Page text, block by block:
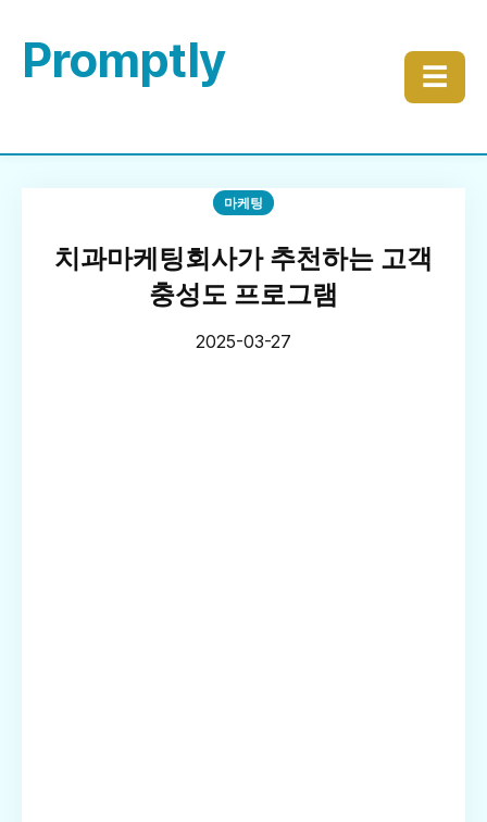
Promptly ☰
마케팅
치과마케팅회사가 추천하는 고객
충성도 프로그램
2025-03-27